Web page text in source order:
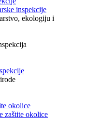
inspekcije
ekologiju i
okolice
zaštite okolice